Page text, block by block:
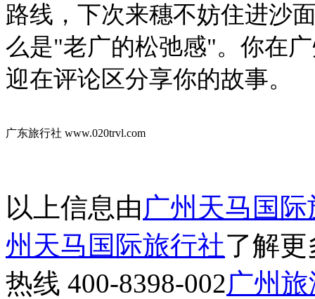
路线，下次来穗不妨住进沙
么是"老广的松弛感"。你在
迎在评论区分享你的故事。
广东旅行社 www.020trvl.com
以上信息由广州天马国
州天马国际旅行社了解
热线 400-8398-002广州